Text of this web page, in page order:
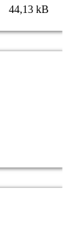
44,13 kB